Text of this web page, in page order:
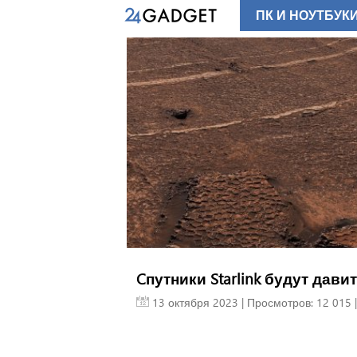
Cпутники Starlink будут
13 октября 2023 | Просмотров: 12 015 |
ПК И НОУТБУКИ